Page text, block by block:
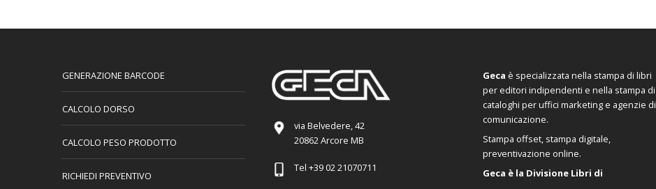
GENERAZIONE BARCODE
CALCOLO DORSO
CALCOLO PESO PRODOTTO
RICHIEDI PREVENTIVO
via Belvedere, 42
20862 Arcore MB
Tel +39 02 21070711
Geca è specializzata nella stampa di libri
per editori indipendenti e nella stampa di
cataloghi per uffici marketing e agenzie di
comunicazione.
Stampa offset, stampa digitale,
preventivazione online.
Geca è la Divisione Libri di